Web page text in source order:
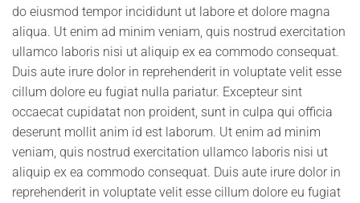
do eiusmod tempor incididunt ut labore et dolore magna
aliqua. Ut enim ad minim veniam, quis nostrud exercitation
ullamco laboris nisi ut aliquip ex ea commodo consequat.
Duis aute irure dolor in reprehenderit in voluptate velit esse
cillum dolore eu fugiat nulla pariatur. Excepteur sint
occaecat cupidatat non proident, sunt in culpa qui officia
deserunt mollit anim id est laborum. Ut enim ad minim
veniam, quis nostrud exercitation ullamco laboris nisi ut
aliquip ex ea commodo consequat. Duis aute irure dolor in
reprehenderit in voluptate velit esse cillum dolore eu fugiat